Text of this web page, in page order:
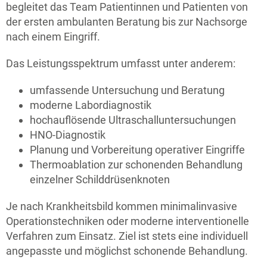
begleitet das Team Patientinnen und Patienten von
der ersten ambulanten Beratung bis zur Nachsorge
nach einem Eingriff.
Das Leistungsspektrum umfasst unter anderem:
umfassende Untersuchung und Beratung
moderne Labordiagnostik
hochauflösende Ultraschalluntersuchungen
HNO-Diagnostik
Planung und Vorbereitung operativer Eingriffe
Thermoablation zur schonenden Behandlung
einzelner Schilddrüsenknoten
Je nach Krankheitsbild kommen minimalinvasive
Operationstechniken oder moderne interventionelle
Verfahren zum Einsatz. Ziel ist stets eine individuell
angepasste und möglichst schonende Behandlung.